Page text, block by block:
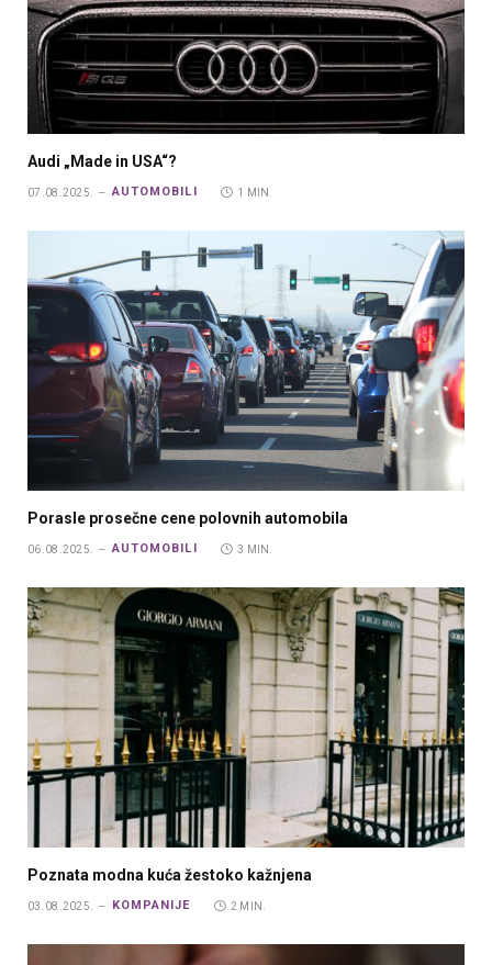
Audi „Made in USA“?
07.08.2025. AUTOMOBILI 1 MIN.
Porasle prosečne cene polovnih automobila
06.08.2025. AUTOMOBILI 3 MIN.
Poznata modna kuća žestoko kažnjena
03.08.2025. KOMPANIJE 2 MIN.